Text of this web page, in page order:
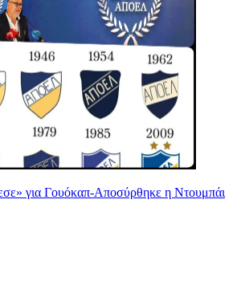
για Γουόκαπ-Αποσύρθηκε η Ντουμπάι